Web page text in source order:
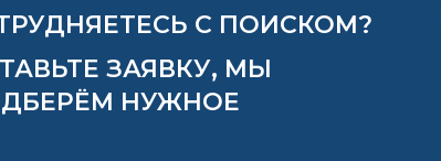
С ПОИСКОМ?
ЗАЯВКУ, МЫ
НУЖНОЕ